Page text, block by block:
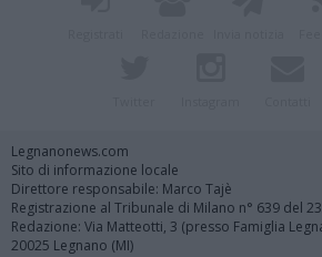
Legnanonews.com
Sito di informazione locale
Direttore responsabile: Marco Tajè
Registrazione al Tribunale di Milano n° 639 del
Redazione: Via Matteotti, 3 (presso Famiglia
20025 Legnano (MI)